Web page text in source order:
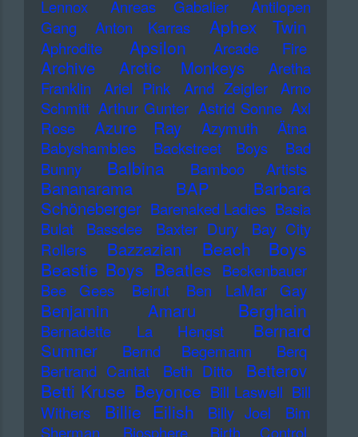
Lennox
Anreas Gabalier
Antilopen
Gang
Anton Karras Aphex Twin
Aphrodite Apsilon Arcade Fire
Archive Arctic Monkeys
Aretha
Franklin
Ariel Pink Arnd Zeigler
Arno
Schmitt Arthur Gunter Astrid Sonne Axl
Rose
Azure Ray Azymuth
Ätna
Babyshambles
Backstreet Boys
Bad
Bunny
Balbina Bamboo Artists
Bananarama BAP
Barbara
Schöneberger Barenaked Ladies Basia
Bulat
Bassdee Baxter Dury
Bay City
Rollers
Bazzazian
Beach Boys
Beastie Boys Beatles Beckenbauer
Bee Gees
Beirut Ben LaMar Gay
Benjamin Amaru Berghain
Bernadette La Hengst
Bernard
Sumner
Bernd Begemann
Berq
Bertrand Cantat
Beth Ditto Betterov
Betti Kruse Beyonce Bill Laswell Bill
Withers
Billie Eilish Billy Joel
Bim
Sherman
Biosphere
Birth Control